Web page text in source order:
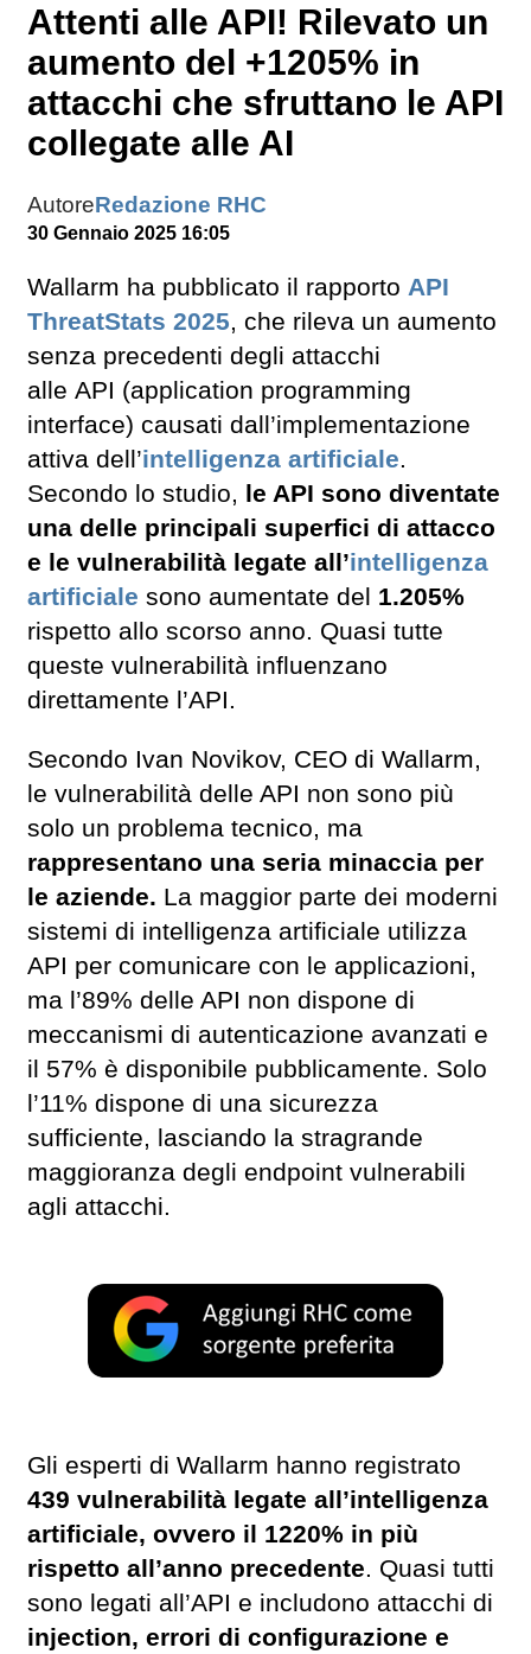
Attenti alle API! Rilevato un
aumento del +1205% in
attacchi che sfruttano le API
collegate alle AI
AutoreRedazione RHC
30 Gennaio 2025 16:05
Wallarm ha pubblicato il rapporto API
ThreatStats 2025, che rileva un aumento
senza precedenti degli attacchi
alle API (application programming
interface) causati dall’implementazione
attiva dell’intelligenza artificiale.
Secondo lo studio, le API sono diventate
una delle principali superfici di attacco
e le vulnerabilità legate all’intelligenza
artificiale sono aumentate del 1.205%
rispetto allo scorso anno. Quasi tutte
queste vulnerabilità influenzano
direttamente l’API.
Secondo Ivan Novikov, CEO di Wallarm,
le vulnerabilità delle API non sono più
solo un problema tecnico, ma
rappresentano una seria minaccia per
le aziende. La maggior parte dei moderni
sistemi di intelligenza artificiale utilizza
API per comunicare con le applicazioni,
ma l’89% delle API non dispone di
meccanismi di autenticazione avanzati e
il 57% è disponibile pubblicamente. Solo
l’11% dispone di una sicurezza
sufficiente, lasciando la stragrande
maggioranza degli endpoint vulnerabili
agli attacchi.
Gli esperti di Wallarm hanno registrato
439 vulnerabilità legate all’intelligenza
artificiale, ovvero il 1220% in più
rispetto all’anno precedente. Quasi tutti
sono legati all’API e includono attacchi di
injection, errori di configurazione e